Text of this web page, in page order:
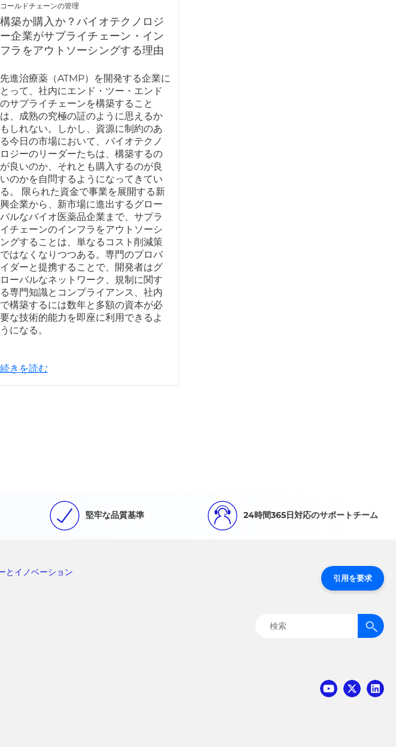
コールドチェーンの管理
構築か購入か？バイオテクノロジ
ー企業がサプライチェーン・イン
フラをアウトソーシングする理由
先進治療薬（ATMP）を開発する企業に
とって、社内にエンド・ツー・エンド
のサプライチェーンを構築すること
は、成熟の究極の証のように思えるか
もしれない。しかし、資源に制約のあ
る今日の市場において、バイオテクノ
ロジーのリーダーたちは、構築するの
が良いのか、それとも購入するのが良
いのかを自問するようになってきてい
る。 限られた資金で事業を展開する新
興企業から、新市場に進出するグロー
バルなバイオ医薬品企業まで、サプラ
イチェーンのインフラをアウトソーシ
ングすることは、単なるコスト削減策
ではなくなりつつある。専門のプロバ
イダーと提携することで、開発者はグ
ローバルなネットワーク、規制に関す
る専門知識とコンプライアンス、社内
で構築するには数年と多額の資本が必
要な技術的能力を即座に利用できるよ
うになる。
続きを読む
堅牢な品質基準 24時間365日対応のサポートチーム
とイノベーション
引用を要求
検